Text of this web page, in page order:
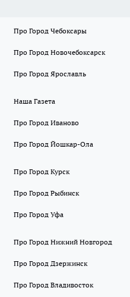
Про Город Чебоксары
Про Город Новочебоксарск
Про Город Ярославль
Наша Газета
Про Город Иваново
Про Город Йошкар-Ола
Про Город Курск
Про Город Рыбинск
Про Город Уфа
Про Город Нижний Новгород
Про Город Дзержинск
Про Город Владивосток